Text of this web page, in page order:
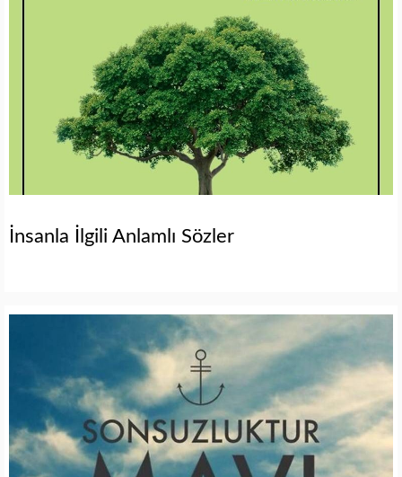
İnsanla İlgili Anlamlı Sözler